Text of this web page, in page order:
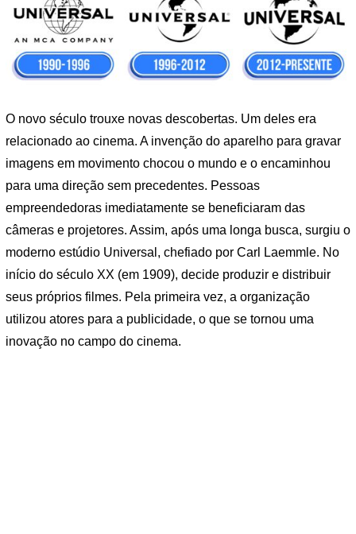
O novo século trouxe novas descobertas. Um deles era
relacionado ao cinema. A invenção do aparelho para gravar
imagens em movimento chocou o mundo e o encaminhou
para uma direção sem precedentes. Pessoas
empreendedoras imediatamente se beneficiaram das
câmeras e projetores. Assim, após uma longa busca, surgiu o
moderno estúdio Universal, chefiado por Carl Laemmle. No
início do século XX (em 1909), decide produzir e distribuir
seus próprios filmes. Pela primeira vez, a organização
utilizou atores para a publicidade, o que se tornou uma
inovação no campo do cinema.